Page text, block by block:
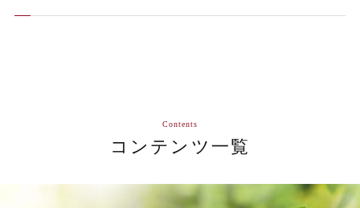
コンテンツ一覧
Contents